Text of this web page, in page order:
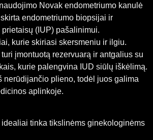
Novak endometriumo kanulė
endometriumo biopsijai ir
(IUP) pašalinimui.
kurie skiriasi skersmeniu ir ilgiu.
įmontuotą rezervuarą ir antgalius su
kurie palengvina IUD siūlų iškėlimą.
nerūdijančio plieno, todėl juos galima
aplinkoje.
idealiai tinka tikslinėms ginekologinėms